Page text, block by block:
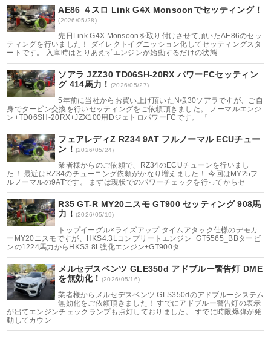
AE86 ４スロ Link G4X Monsoonでセッティング！
(2026/05/28)
先日Link G4X Monsoonを取り付けさせて頂いたAE86のセッ
ティングを行いました！ ダイレクトイグニッション化してセッティングスタ
ートです。 入庫時はとりあえずエンジンが始動するだけの状態
ソアラ JZZ30 TD06SH-20RX パワーFCセッティン
グ 414馬力！ (2026/05/27)
5年前に当社からお買い上げ頂いたN様30ソアラですが、ご自
身でタービン交換を行いセッティングをご依頼頂きました。 ノーマルエンジ
ン+TD06SH-20RX+JZX100用DジェトロパワーFCです。 『
フェアレディZ RZ34 9AT フルノーマル ECUチュー
ン！ (2026/05/24)
業者様からのご依頼で、RZ34のECUチューンを行いまし
た！ 最近はRZ34のチューニング依頼がかなり増えました！ 今回はMY25フ
ルノーマルの9ATです。 まずは現状でのパワーチェックを行ってからセ
R35 GT-R MY20ニスモ GT900 セッティング 908馬
力！ (2026/05/19)
トップイーグル×ライズアップ タイムアタック仕様のデモカ
ーMY20ニスモですが、HKS4.3Lコンプリートエンジン+GT5565_BBタービ
ンの1224馬力からHKS3.8L強化エンジン+GT900タ
メルセデスベンツ GLE350d アドブルー警告灯 DME
を無効化！ (2026/05/16)
業者様からメルセデスベンツ GLS350dのアドブルーシステム
無効化をご依頼頂きました！ すでにアドブルー警告灯の表示
が出てエンジンチェックランプも点灯しておりました。 すでに時限爆弾が発
動してカウン